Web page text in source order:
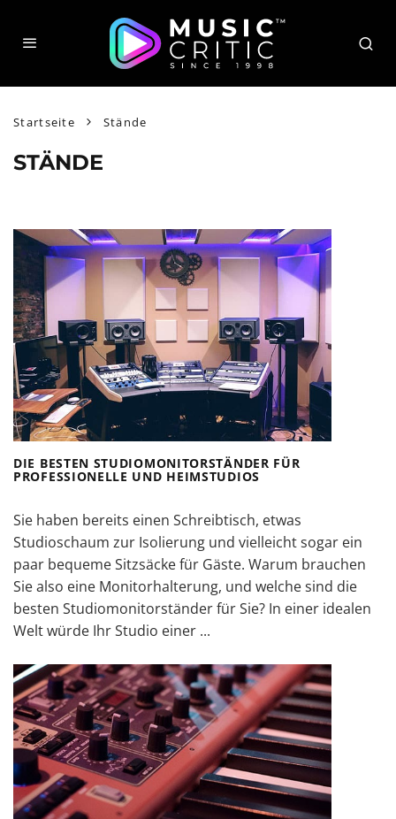
Startseite Stände
STÄNDE
DIE BESTEN STUDIOMONITORSTÄNDER FÜR
PROFESSIONELLE UND HEIMSTUDIOS
Sie haben bereits einen Schreibtisch, etwas
Studioschaum zur Isolierung und vielleicht sogar ein
paar bequeme Sitzsäcke für Gäste. Warum brauchen
Sie also eine Monitorhalterung, und welche sind die
besten Studiomonitorständer für Sie? In einer idealen
Welt würde Ihr Studio einer ...